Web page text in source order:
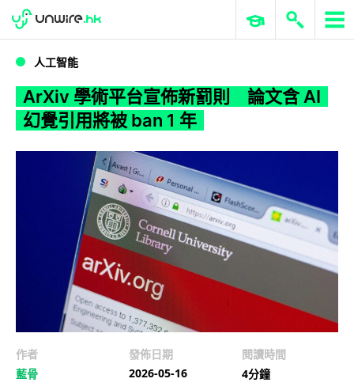
WWDC 2026 ERP 與商業 AI
人工智能
ArXiv 學術平台宣佈新罰則 論文含 AI
幻覺引用將被 ban 1 年
作者
藍骨
發佈日期
2026-05-16
閱讀時間
4分鐘